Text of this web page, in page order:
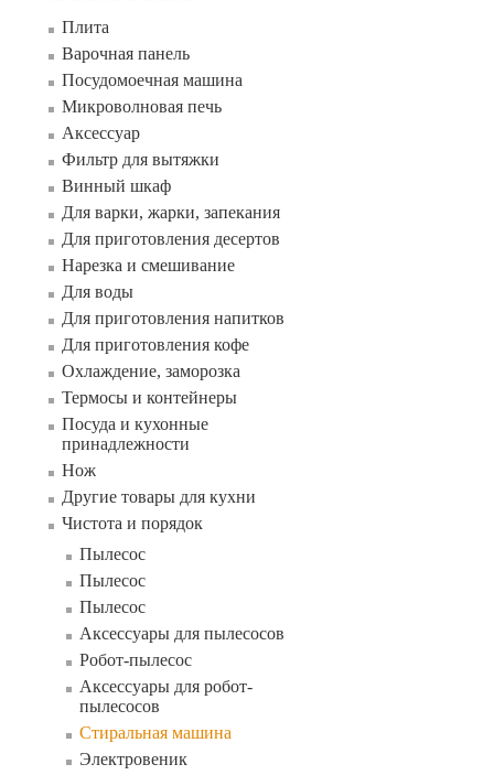
Плита
Варочная панель
Посудомоечная машина
Микроволновая печь
Аксессуар
Фильтр для вытяжки
Винный шкаф
Для варки, жарки, запекания
Для приготовления десертов
Нарезка и смешивание
Для воды
Для приготовления напитков
Для приготовления кофе
Охлаждение, заморозка
Термосы и контейнеры
Посуда и кухонные
принадлежности
Нож
Другие товары для кухни
Чистота и порядок
Пылесос
Пылесос
Пылесос
Аксессуары для пылесосов
Робот-пылесос
Аксессуары для робот-
пылесосов
Стиральная машина
Электровеник